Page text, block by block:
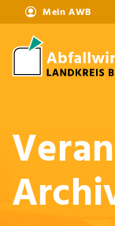
Mein AWB